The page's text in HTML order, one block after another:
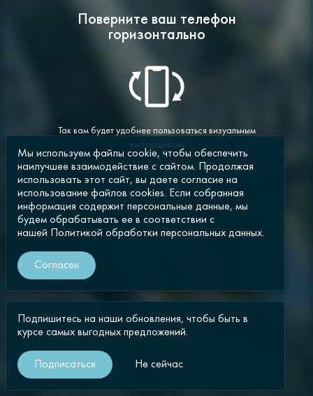
Поверните ваш телефон
горизонтально
Так вам будет удобнее пользоваться визуальным
выборщиком
Подпишитесь на наши обновления, чтобы быть в
курсе самых выгодных предложений.
Подписаться Не сейчас
Мы используем файлы cookie, чтобы обеспечить
наилучшее взаимодействие с сайтом. Продолжая
использовать этот сайт, вы даете согласие на
использование файлов cookies. Если собранная
информация содержит персональные данные, мы
будем обрабатывать ее в соответствии с
нашей
Политикой обработки персональных данных.
Согласен